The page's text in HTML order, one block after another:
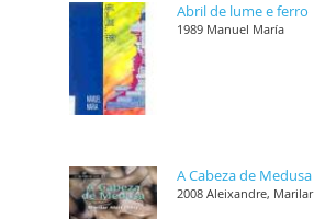
Abril de lume e ferro
1989 Manuel María
A Cabeza de Medusa
2008 Aleixandre, Marilar